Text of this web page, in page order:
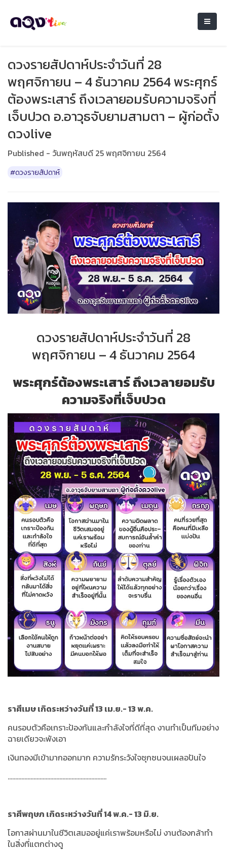
ดวงรายสัปดาห์ประจำวันที่ 28
พฤศจิกายน – 4 ธันวาคม 2564 พระศุกร์
ต้องพระเสาร์ ถึงเวลายอมรับความจริงที่
เจ็บปวด อ.อาวุธจับยามสามตา – ผู้ก่อตั้ง
ดวงlive
Published - วันพฤหัสบดี 25 พฤศจิกายน 2564
#ดวงรายสัปดาห์
ดวงรายสัปดาห์ประจำวันที่ 28
พฤศจิกายน – 4ธันวาคม 2564
พระศุกร์ต้องพระเสาร์ ถึงเวลายอมรับ
ความจริงที่เจ็บปวด
ราศีเมษ เกิดระหว่างวันที่ 13 เม.ย.- 13 พ.ค.
คนรอบตัวคือเกราะป้องกันและกำลังใจที่ดีที่สุด งานทำเป็นทีมอย่าง
ฉายเดียวจะพังเอา
เงินทองมีเข้ามากออกมาก ความรักระวังใจซุกซนจนเผลอปันใจ
.................................................................
ราศีพฤษภ เกิดระหว่างวันที่ 14 พ.ค.- 13 มิ.ย.
โอกาสผ่านมาในชีวิตเสมออยู่แค่เราพร้อมหรือไม่ งานต้องกล้าทำ
ในสิ่งที่แตกต่างดู